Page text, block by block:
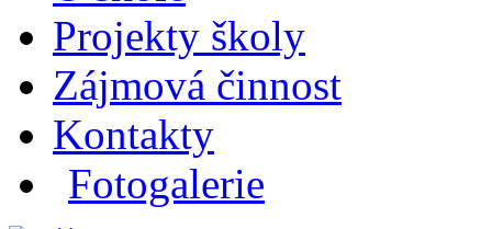
Projekty školy
Zájmová činnost
Kontakty
Fotogalerie